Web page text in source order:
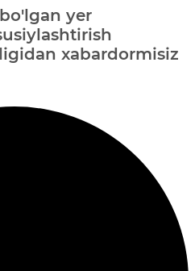
yer
xabardormisiz